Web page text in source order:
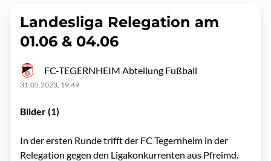
Landesliga Relegation am
01.06 & 04.06
FC-TEGERNHEIM Abteilung Fußball
31.05.2023, 19:49
Bilder (1)
In der ersten Runde trifft der FC Tegernheim in der
Relegation gegen den Ligakonkurrenten aus Pfreimd.